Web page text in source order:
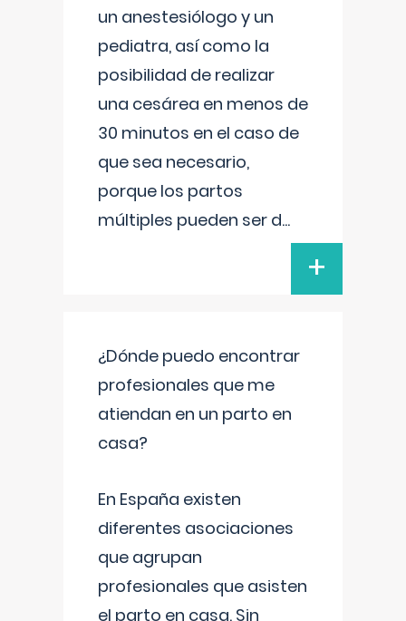
un anestesiólogo y un
pediatra, así como la
posibilidad de realizar
una cesárea en menos de
30 minutos en el caso de
que sea necesario,
porque los partos
múltiples pueden ser d...
+
¿Dónde puedo encontrar
profesionales que me
atiendan en un parto en
casa?
En España existen
diferentes asociaciones
que agrupan
profesionales que asisten
el parto en casa. Sin